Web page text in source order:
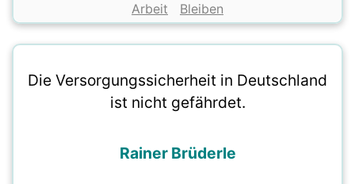
Arbeit Bleiben
Die Versorgungssicherheit in Deutschland
ist nicht gefährdet.
Rainer Brüderle